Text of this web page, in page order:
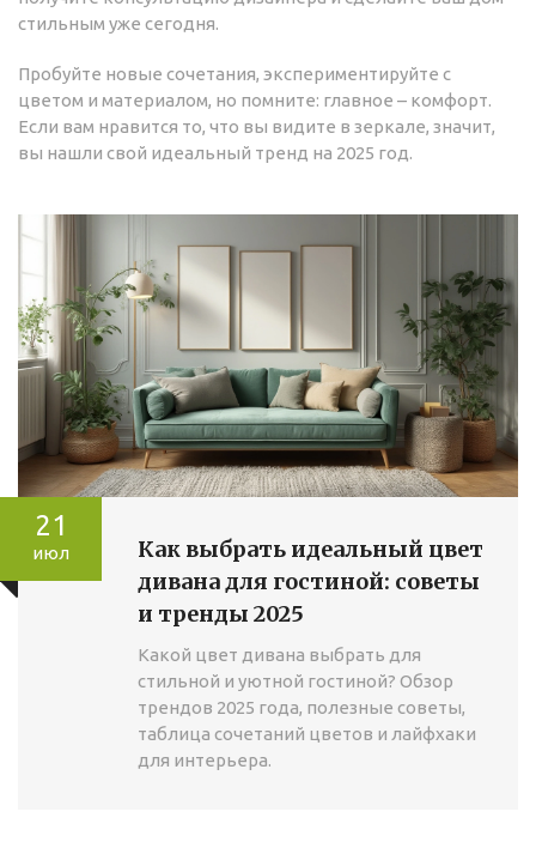
стильным уже сегодня.
Пробуйте новые сочетания, экспериментируйте с
цветом и материалом, но помните: главное – комфорт.
Если вам нравится то, что вы видите в зеркале, значит,
вы нашли свой идеальный тренд на 2025 год.
21
июл
Как выбрать идеальный цвет
дивана для гостиной: советы
и тренды 2025
Какой цвет дивана выбрать для
стильной и уютной гостиной? Обзор
трендов 2025 года, полезные советы,
таблица сочетаний цветов и лайфхаки
для интерьера.